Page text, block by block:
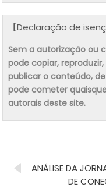
【Declaração de
Sem a autorização ou
pode copiar,
publicar o conteúdo,
pode cometer
autorais deste site.
ANÁLISE DA
DE